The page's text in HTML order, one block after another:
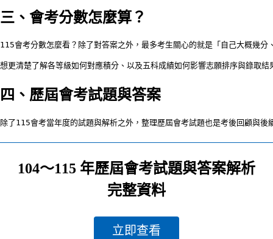
三、會考分數怎麼算？
115會考分數怎麼看？除了對答案之外，最多考生關心的就是「自己大概幾
想更清楚了解各等級如何對應積分、以及五科成績如何影響志願排序與錄取結
四、歷屆會考試題與答案
除了115會考當年度的試題與解析之外，整理歷屆會考試題也是考後回顧與
104～115 年歷屆會考試題與答案解析
完整資料
立即查看